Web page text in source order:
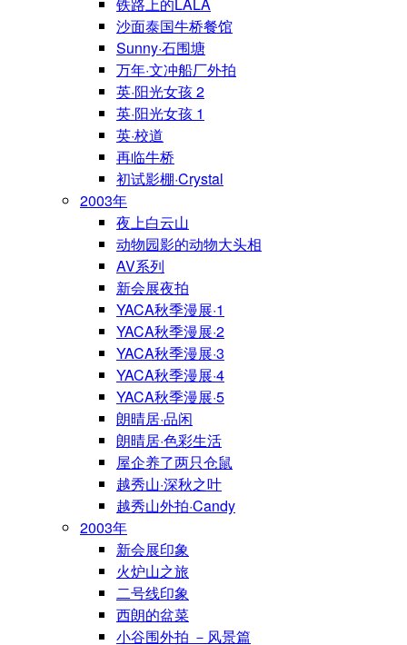
铁路上的LALA
沙面泰国牛桥餐馆
Sunny·石围塘
万年·文冲船厂外拍
英·阳光女孩 2
英·阳光女孩 1
英·校道
再临牛桥
初试影棚·Crystal
2003年
夜上白云山
动物园影的动物大头相
AV系列
新会展夜拍
YACA秋季漫展·1
YACA秋季漫展·2
YACA秋季漫展·3
YACA秋季漫展·4
YACA秋季漫展·5
朗晴居·品闲
朗晴居·色彩生活
屋企养了两只仓鼠
越秀山·深秋之叶
越秀山外拍·Candy
2003年
新会展印象
火炉山之旅
二号线印象
西朗的盆菜
小谷围外拍 －风景篇